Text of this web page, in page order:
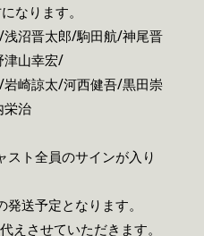
なります。
沼晋太郎/駒田航/神尾晋
津山幸宏/
崎諒太/河西健吾/黒田崇
栄治
ト全員のサインが入り
送予定となります。
えさせていただきます。